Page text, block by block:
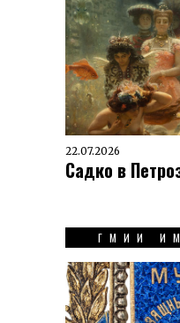
22.07.2026
Садко в
ГМИИ